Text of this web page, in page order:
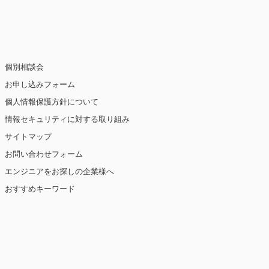
覧情報などをもとにユーザーの興味・関
用しています（ただし、個人を特定・識
講じます。
個別相談会
お申し込みフォーム
個人情報保護方針について
情報セキュリティに対する取り組み
サイトマップ
お問い合わせフォーム
エンジニアをお探しの企業様へ
おすすめキーワード